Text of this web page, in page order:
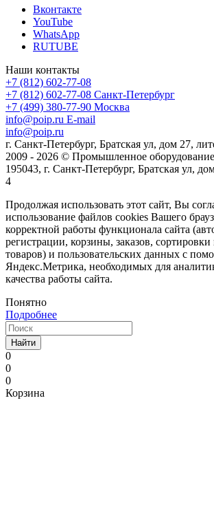
Вконтакте
YouTube
WhatsApp
RUTUBE
Наши контакты
+7 (812) 602-77-08
+7 (812) 602-77-08 Санкт-Петербург
+7 (499) 380-77-90 Москва
info@poip.ru E-mail
info@poip.ru
г. Санкт-Петербург, Братская ул, дом 27,
2009 - 2026 © Промышленное
195043, г. Санкт-Петербург, Братская ул,
4
Продолжая использовать этот сайт, Вы
использование файлов cookies Вашего
корректной работы функционала сайта
регистрации, корзины, заказов,
товаров) и пользовательских данных с
Яндекс.Метрика, необходимых для
качества работы сайта.
Понятно
Подробнее
Найти
0
0
0
Корзина